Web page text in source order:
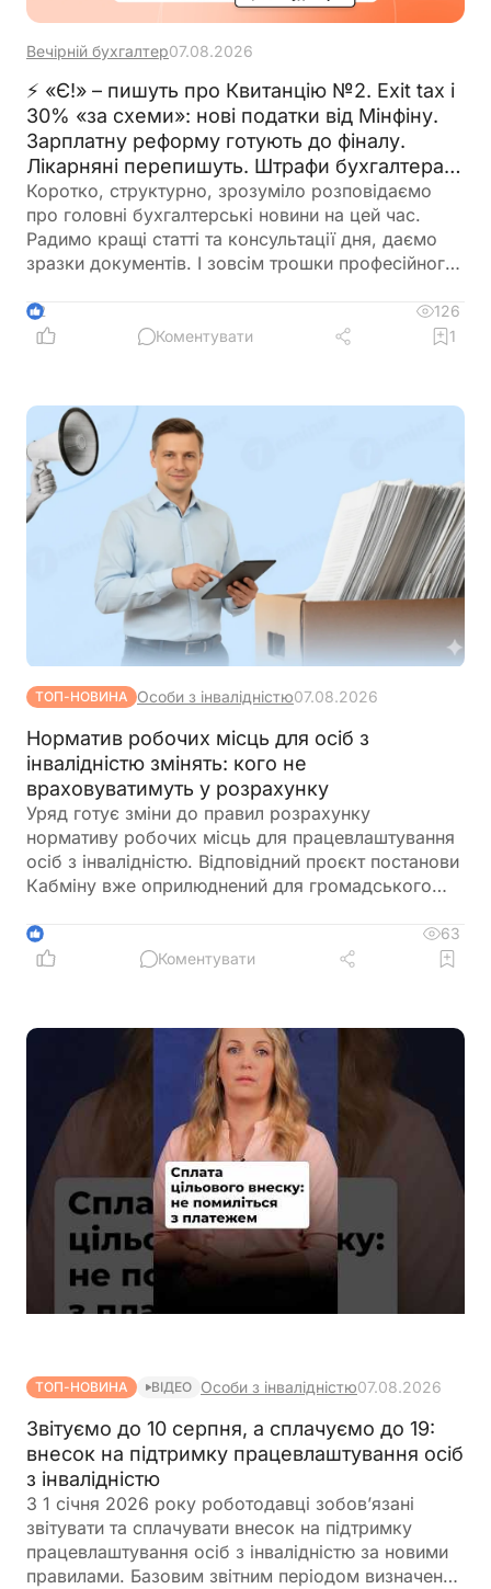
Вечірній бухгалтер07.08.2026
⚡ «Є!» – пишуть про Квитанцію №2. Exit tax і
30% «за схеми»: нові податки від Мінфіну.
Зарплатну реформу готують до фіналу.
Лікарняні перепишуть. Штрафи бухгалтерам
– теж. 🙋‍♀️ Вечірній бухгалтер від 07.08.2026
Коротко, структурно, зрозуміло розповідаємо
про головні бухгалтерські новини на цей час.
Радимо кращі статті та консультації дня, даємо
зразки документів. І зовсім трошки професійного
2
126
Коментувати
1
ТОП-НОВИНА Особи з інвалідністю07.08.2026
Норматив робочих місць для осіб з
інвалідністю змінять: кого не
враховуватимуть у розрахунку
Уряд готує зміни до правил розрахунку
нормативу робочих місць для працевлаштування
осіб з інвалідністю. Відповідний проєкт постанови
Кабміну вже оприлюднений для громадського
окремі штатні одиниці під час визначення
середньооблікової чисельності працівників.
активних бойових дій
1
63
Коментувати
ТОП-НОВИНА ВІДЕО Особи з інвалідністю07.08.2026
Звітуємо до 10 серпня, а сплачуємо до 19:
внесок на підтримку працевлаштування осіб
з інвалідністю
З 1 січня 2026 року роботодавці зобов’язані
звітувати та сплачувати внесок на підтримку
працевлаштування осіб з інвалідністю за новими
правилами. Базовим звітним періодом визначено